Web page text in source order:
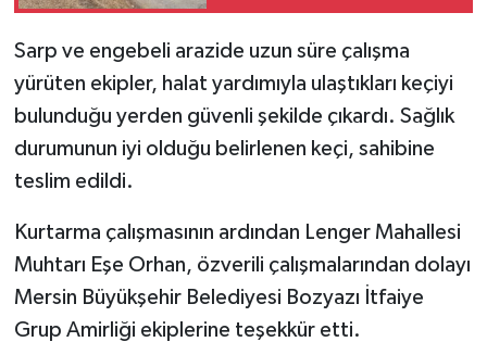
Sarp ve engebeli arazide uzun süre çalışma
yürüten ekipler, halat yardımıyla ulaştıkları keçiyi
bulunduğu yerden güvenli şekilde çıkardı. Sağlık
durumunun iyi olduğu belirlenen keçi, sahibine
teslim edildi.
Kurtarma çalışmasının ardından Lenger Mahallesi
Muhtarı Eşe Orhan, özverili çalışmalarından dolayı
Mersin Büyükşehir Belediyesi Bozyazı İtfaiye
Grup Amirliği ekiplerine teşekkür etti.